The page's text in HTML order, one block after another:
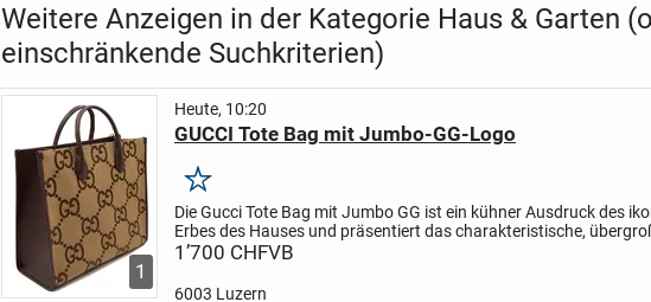
Weitere Anzeigen in der Kategorie Haus & Garten
einschränkende Suchkriterien)
1
Heute, 10:20
GUCCI Tote Bag mit Jumbo-GG-Logo
Merken
Die Gucci Tote Bag mit Jumbo GG ist ein kühner Ausdruck des
Erbes des Hauses und präsentiert das charakteristische,
aus hochwertigem Narbenleder. Diese geräumige Tasche...
1’700 CHFVB
6003 Luzern